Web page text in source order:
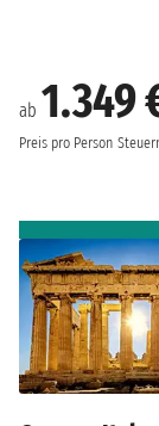
ab 1.349
Preis pro Person